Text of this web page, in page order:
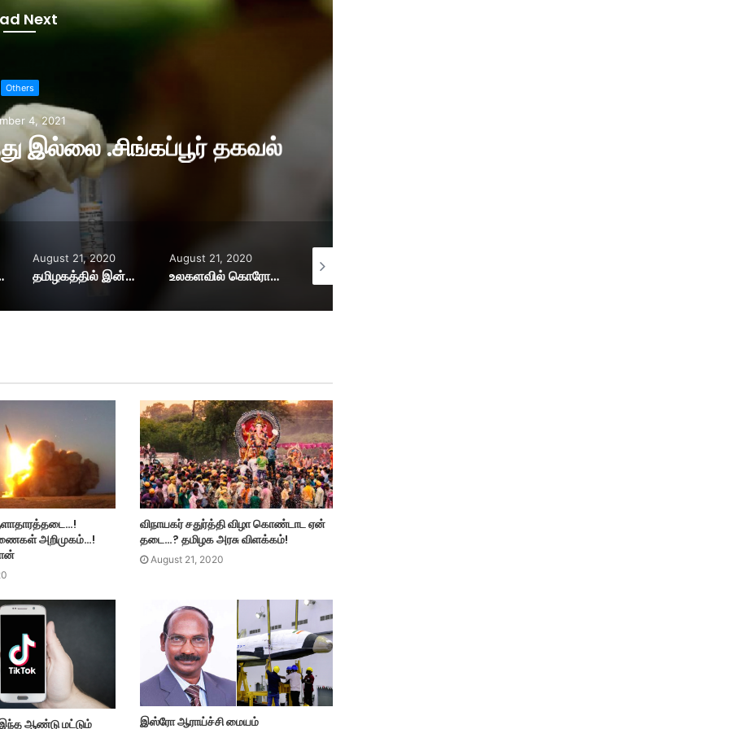
Next
.ஓமிக்ரான் வைரஸ் ஆபத்து இல்லை .சிங்கப்பூர் தகவல்
இந்தியாவில் புதிய வைரைஸ் நோய் குஜராத்தின்
21, 2020
தமிழகத்தில் இன்றைய கொரோனா பாதிப்பு மற்றும் குணமடைந்தோர் விவரம்-சுகாதாரத்துறை!
August 21, 2020
உலகளவில் கொரோனா நோயாளிகளின் எண்ணிக்கை 2.28 கோடி..! அமெரிக்காவில் அதிகரிக்கும் பலிகள்!
அறிமுகம்…!
விநாயகர் சதுர்த்தி விழா கொண்டாட ஏன்
தடை…? தமிழக அரசு விளக்கம்!
August 21, 2020
ஆண்டு மட்டும்
இஸ்ரோ ஆராய்ச்சி மையம்